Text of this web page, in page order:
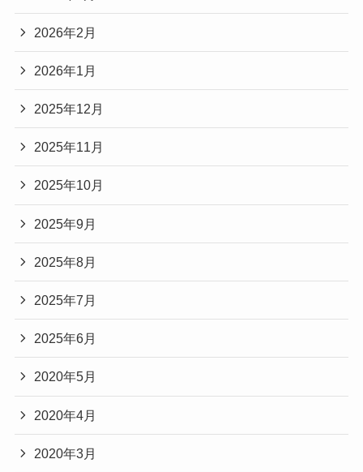
2026年2月
2026年1月
2025年12月
2025年11月
2025年10月
2025年9月
2025年8月
2025年7月
2025年6月
2020年5月
2020年4月
2020年3月